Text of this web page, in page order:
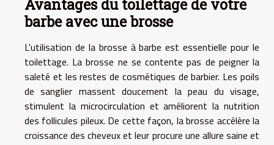
barbe avec une brosse
L'utilisation de la brosse à barbe est essentielle pour le
toilettage. La brosse ne se contente pas de peigner la
saleté et les restes de cosmétiques de barbier. Les poils
de sanglier massent doucement la peau du visage,
stimulent la microcirculation et améliorent la nutrition
des follicules pileux. De cette façon, la brosse accélère la
croissance des cheveux et leur procure une allure saine et